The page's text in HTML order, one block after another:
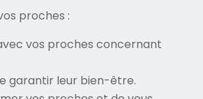
proches :
vos proches concernant
garantir leur bien-être.